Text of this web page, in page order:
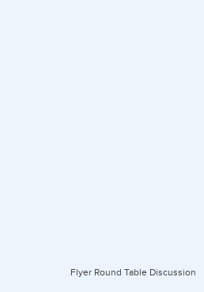
Flyer Round Table Discussion